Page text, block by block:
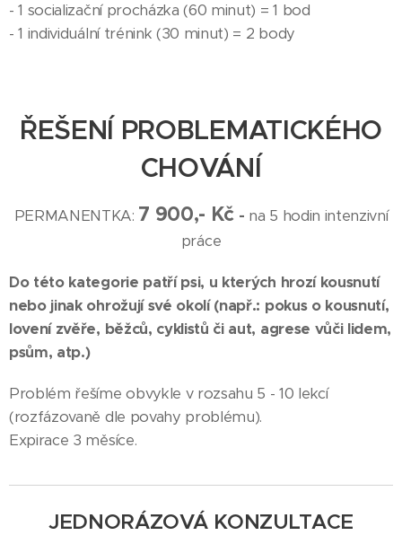
- 1 socializační procházka (60 minut) = 1 bod
- 1 individuální trénink (30 minut) = 2 body
ŘEŠENÍ PROBLEMATICKÉHO
CHOVÁNÍ
PERMANENTKA: 7 900,- Kč - na 5 hodin intenzivní
práce
Do této kategorie patří psi, u kterých hrozí kousnutí
nebo jinak ohrožují své okolí (např.: pokus o kousnutí,
lovení zvěře, běžců, cyklistů či aut, agrese vůči lidem,
psům, atp.)
Problém řešíme obvykle v rozsahu 5 - 10 lekcí
(rozfázovaně dle povahy problému).
Expirace 3 měsíce.
JEDNORÁZOVÁ KONZULTACE